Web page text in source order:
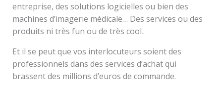
entreprise, des solutions logicielles ou bien des
machines d’imagerie médicale… Des services ou des
produits ni très fun ou de très cool.
Et il se peut que vos interlocuteurs soient des
professionnels dans des services d’achat qui
brassent des millions d’euros de commande.